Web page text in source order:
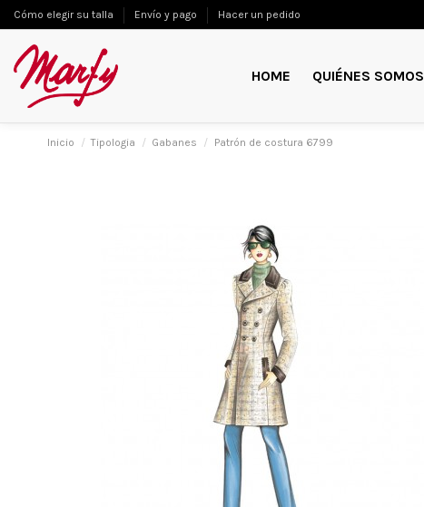
Cómo elegir su talla Envío y pago Hacer un pedido
HOME QUIÉNES SOMOS
Inicio Tipologia Gabanes Patrón de costura 6799